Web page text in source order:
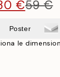
€59 €
Poster
le